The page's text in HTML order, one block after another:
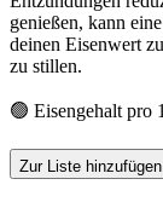
genießen, kann
deinen Eisenwert
zu stillen.
🟢 Eisengehalt pro
Zur Liste hinzufügen